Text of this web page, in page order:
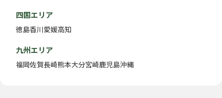
四国エリア
徳島香川愛媛高知
九州エリア
福岡佐賀長崎熊本大分宮崎鹿児島沖縄